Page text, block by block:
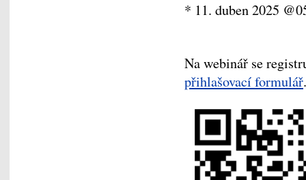
* 11. duben 2025
Na webinář se
přihlašovací formulář.